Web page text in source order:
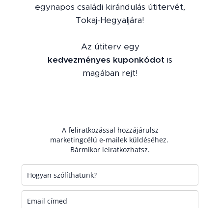
egynapos családi kirándulás útitervét,
Tokaj-Hegyaljára!
Az útiterv egy
kedvezményes kuponkódot is
magában rejt!
A feliratkozással hozzájárulsz
marketingcélú e-mailek küldéséhez.
Bármikor leiratkozhatsz.